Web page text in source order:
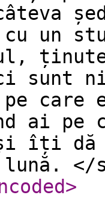
cu un
ci sunt
pe
ai pe
îți dă
lună. </
>